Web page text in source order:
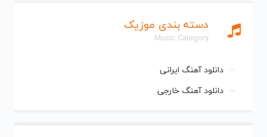
دسته بندی موزیک
Music Category
دانلود آهنگ ایرانی
دانلود آهنگ خارجی